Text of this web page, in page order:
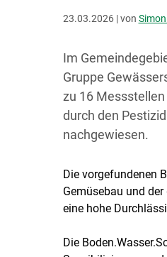
23.03.2026 | von
Im
Gruppe
zu 16
durch den
nachgewiesen.
Die vorgefundenen
Gemüsebau und
eine hohe
Die